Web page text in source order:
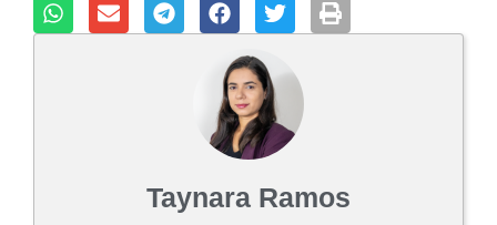
Taynara Ramos